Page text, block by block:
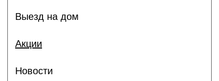
Выезд на дом
Акции
Новости